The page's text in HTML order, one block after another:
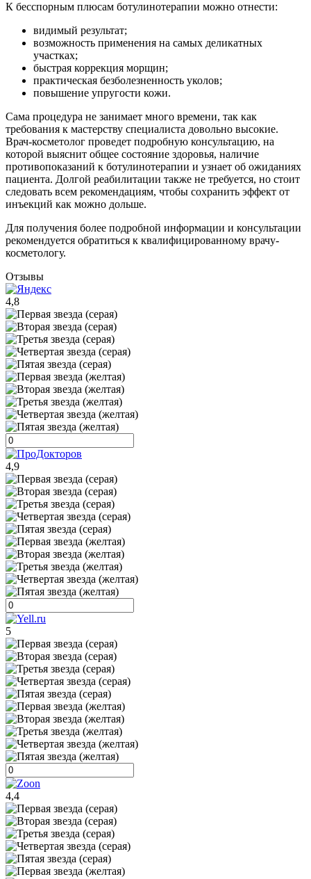
К бесспорным плюсам ботулинотерапии можно отнести:
видимый результат;
возможность применения на самых деликатных
участках;
быстрая коррекция морщин;
практическая безболезненность уколов;
повышение упругости кожи.
Сама процедура не занимает много времени, так как
требования к мастерству специалиста довольно высокие.
Врач-косметолог проведет подробную консультацию, на
которой выяснит общее состояние здоровья, наличие
противопоказаний к ботулинотерапии и узнает об ожиданиях
пациента. Долгой реабилитации также не требуется, но стоит
следовать всем рекомендациям, чтобы сохранить эффект от
инъекций как можно дольше.
Для получения более подробной информации и консультации
рекомендуется обратиться к квалифицированному врачу-
косметологу.
Отзывы
4,8
4,9
5
4,4